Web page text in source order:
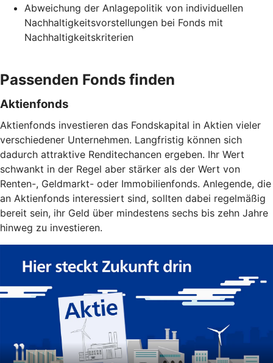
Abweichung der Anlagepolitik von individuellen
Nachhaltigkeitsvorstellungen bei Fonds mit
Nachhaltigkeitskriterien
Passenden Fonds finden
Aktienfonds
Aktienfonds investieren das Fondskapital in Aktien vieler
verschiedener Unternehmen. Langfristig können sich
dadurch attraktive Renditechancen ergeben. Ihr Wert
schwankt in der Regel aber stärker als der Wert von
Renten-, Geldmarkt- oder Immobilienfonds. Anlegende, die
an Aktienfonds interessiert sind, sollten dabei regelmäßig
bereit sein, ihr Geld über mindestens sechs bis zehn Jahre
hinweg zu investieren.